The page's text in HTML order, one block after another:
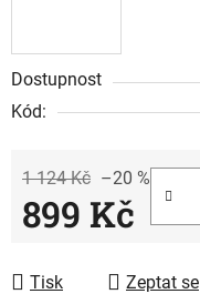
Dostupnost
Kód:
1 124 Kč –20 %
899 Kč
Tisk Zeptat se